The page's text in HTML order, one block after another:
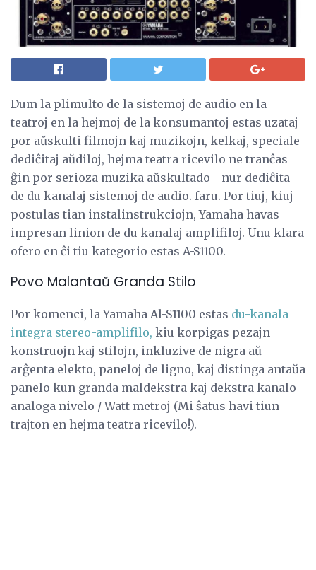
Dum la plimulto de la sistemoj de audio en la
teatroj en la hejmoj de la konsumantoj estas uzataj
por aŭskulti filmojn kaj muzikojn, kelkaj, speciale
dediĉitaj aŭdiloj, hejma teatra ricevilo ne tranĉas
ĝin por serioza muzika aŭskultado - nur dediĉita
de du kanalaj sistemoj de audio. faru. Por tiuj, kiuj
postulas tian instalinstrukciojn, Yamaha havas
impresan linion de du kanalaj amplifiloj. Unu klara
ofero en ĉi tiu kategorio estas A-S1100.
Povo Malantaŭ Granda Stilo
Por komenci, la Yamaha Al-S1100 estas du-kanala
integra stereo-amplifilo, kiu korpigas pezajn
konstruojn kaj stilojn, inkluzive de nigra aŭ
arĝenta elekto, paneloj de ligno, kaj distinga antaŭa
panelo kun granda maldekstra kaj dekstra kanalo
analoga nivelo / Watt metroj (Mi ŝatus havi tiun
trajton en hejma teatra ricevilo!).